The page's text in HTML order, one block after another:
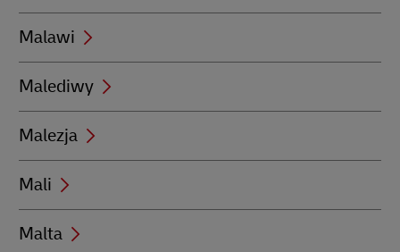
Malawi
Malediwy
Malezja
Mali
Malta